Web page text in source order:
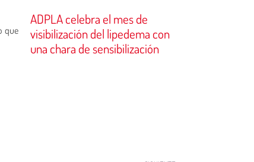
que
ADPLA celebra el mes de
visibilización del lipedema con
una chara de sensibilización